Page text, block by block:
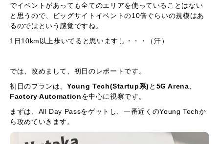
でイベントがあっても全てのエリアを使っていることはない
と思うので、ビッグサイトイベントの10倍ぐらいの規模はあ
るのではという感覚ですね。
1日10km以上歩いてると思いますし・・・（汗）
では、改めまして、初日のレポートです。
初日のプランは、Young Tech(Startup系) と 5G Arena
Factory Automationを中心に視察です。
まずは、All Day Passをゲットし、一番近くのYoung Techか
ら攻めていきます。